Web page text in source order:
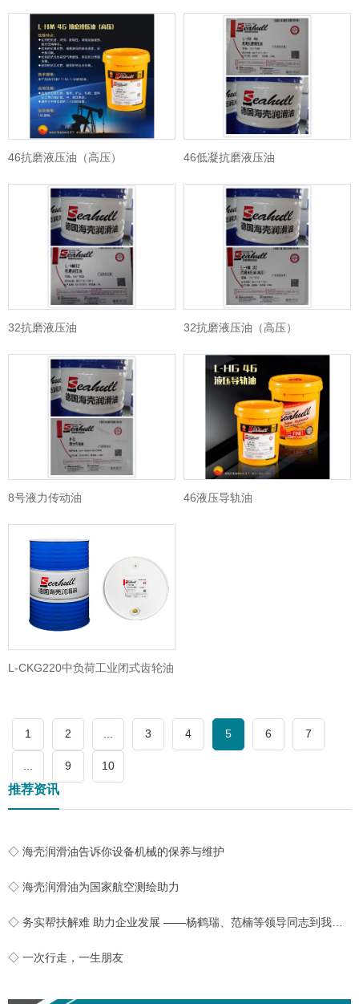
46抗磨液压油（高压） 46低凝抗磨液压油
32抗磨液压油 32抗磨液压油（高压）
8号液力传动油 46液压导轨油
L-CKG220中负荷工业闭式齿轮油
1 2 ... 3 4 5 6 7
... 9 10
推荐资讯
◇ 海壳润滑油告诉你设备机械的保养与维护
◇ 海壳润滑油为国家航空测绘助力
◇ 务实帮扶解难 助力企业发展 ——杨鹤瑞、范楠等领导同志到我公司实地开展帮扶工作
◇ 一次行走，一生朋友